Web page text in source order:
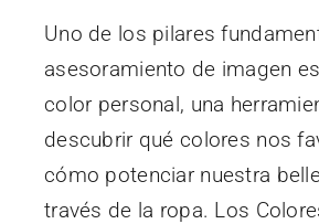
Uno de los pilares
asesoramiento de imagen
color personal, una
descubrir qué colores nos
cómo potenciar nuestra
través de la ropa. Los